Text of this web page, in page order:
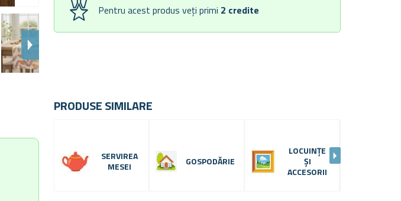
Pentru acest produs veți primi 2 credite
PRODUSE SIMILARE
SERVIREA
MESEI
GOSPODĂRIE
LOCUINȚE
ȘI
ACCESORII